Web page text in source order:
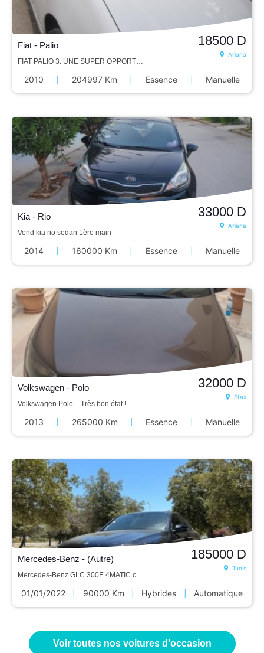
Fiat - Palio
FIAT PALIO 3: UNE SUPER OPPORTUNITÉ
18500 D
Ariana
2010 204997 Km Essence Manuelle
Kia - Rio
Vend kia rio sedan 1ère main
33000 D
Ariana
2014 160000 Km Essence Manuelle
Volkswagen - Polo
Volkswagen Polo – Très bon état !
32000 D
Sfax
2013 265000 Km Essence Manuelle
Mercedes-Benz - (Autre)
Mercedes-Benz GLC 300E 4MATIC coupé AMG Line
185000 D
Tunis
01/01/2022 90000 Km Hybrides Automatique
Voir toutes nos voitures d'occasion